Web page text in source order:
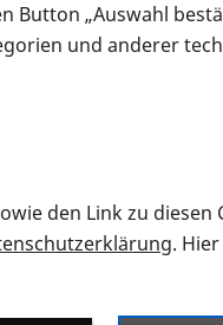
wissen, wie Sie
Button „Auswahl
und anderer
den Link zu diesen
.